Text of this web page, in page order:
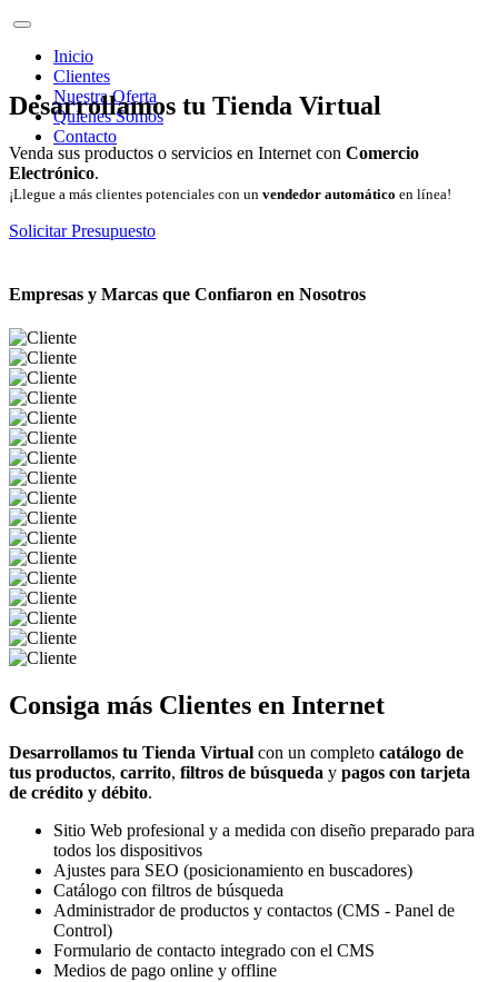
Inicio
Clientes
Nuestra Oferta
Quienes Somos
Contacto
Desarrollamos tu Tienda Virtual
Venda sus productos o servicios en Internet con Comercio
Electrónico.
¡Llegue a más clientes potenciales con un vendedor automático en línea!
Solicitar Presupuesto
Empresas y Marcas que Confiaron en Nosotros
Consiga más Clientes en Internet
Desarrollamos tu Tienda Virtual con un completo catálogo de
tus productos, carrito, filtros de búsqueda y pagos con tarjeta
de crédito y débito.
Sitio Web profesional y a medida con diseño preparado para
todos los dispositivos
Ajustes para SEO (posicionamiento en buscadores)
Catálogo con filtros de búsqueda
Administrador de productos y contactos (CMS - Panel de
Control)
Formulario de contacto integrado con el CMS
Medios de pago online y offline